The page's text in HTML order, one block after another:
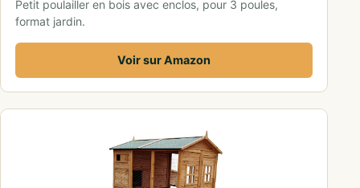
Petit poulailler en bois avec enclos, pour 3 poules,
format jardin.
Voir sur Amazon